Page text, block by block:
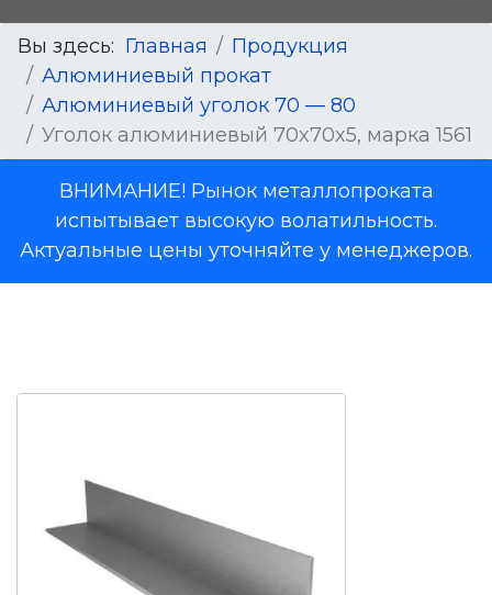
Вы здесь: Главная
Продукция
Алюминиевый прокат
Алюминиевый уголок 70 — 80
Уголок алюминиевый 70x70x5, марка 1561
ВНИМАНИЕ! Рынок металлопроката
испытывает высокую волатильность.
Актуальные цены уточняйте у менеджеров.